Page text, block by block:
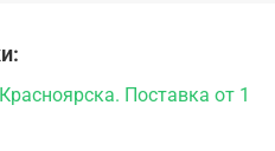
Поставка от 1